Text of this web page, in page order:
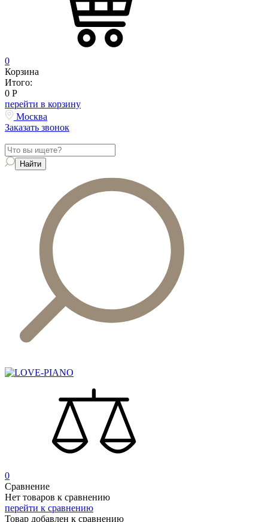
0
Корзина
Итого:
0 Р
перейти в корзину
Москва
Заказать звонок
0
Сравнение
Нет товаров к сравнению
перейти к сравнению
Товар добавлен к сравнению